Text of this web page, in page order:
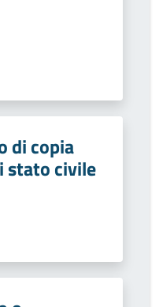
di copia
stato civile